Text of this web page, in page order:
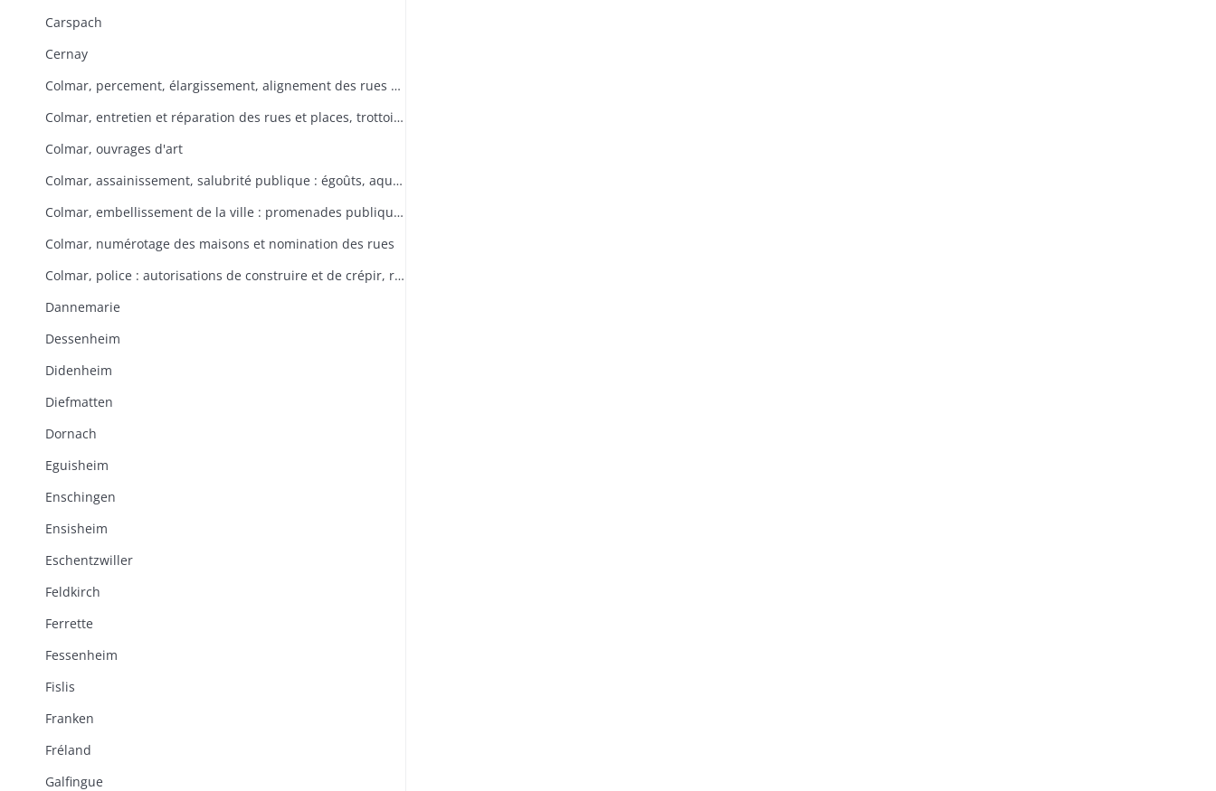
Carspach
Cernay
Colmar, percement, élargissement, alignement des rues et places
Colmar, entretien et réparation des rues et places, trottoirs, rigoles, pavage, enlèvement des immondices
Colmar, ouvrages d'art
Colmar, assainissement, salubrité publique : égoûts, aqueducs servant à l'évacuation des eaux usées
Colmar, embellissement de la ville : promenades publiques, Champ de Mars, plantations d'arbres
Colmar, numérotage des maisons et nomination des rues
Colmar, police : autorisations de construire et de crépir, respect de l'alignement
Dannemarie
Dessenheim
Didenheim
Diefmatten
Dornach
Eguisheim
Enschingen
Ensisheim
Eschentzwiller
Feldkirch
Ferrette
Fessenheim
Fislis
Franken
Fréland
Galfingue